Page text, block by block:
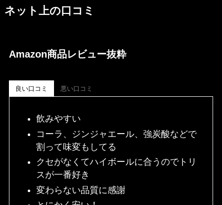
ネット上の口コミ
Amazon商品レビュー抜粋
良い口コミ 悪い口コミ
飲みやすい
コーラ、ジンジャエール、強炭酸などで
割って味変もしてる
クセがなくてハイボールに合うのでトリ
スが一番好き
変わらない品質に感謝